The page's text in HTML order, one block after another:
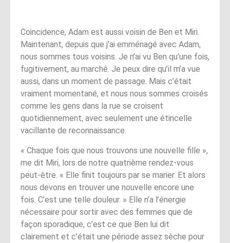
Coincidence, Adam est aussi voisin de Ben et Miri.
Maintenant, depuis que j’ai emménagé avec Adam,
nous sommes tous voisins. Je n’ai vu Ben qu’une fois,
fugitivement, au marché. Je peux dire qu’il m’a vue
aussi, dans un moment de passage. Mais c’était
vraiment momentané, et nous nous sommes croisés
comme les gens dans la rue se croisent
quotidiennement, avec seulement une étincelle
vacillante de reconnaissance.
« Chaque fois que nous trouvons une nouvelle fille »,
me dit Miri, lors de notre quatrième rendez-vous
peut-être. « Elle finit toujours par se marier. Et alors
nous devons en trouver une nouvelle encore une
fois. C’est une telle douleur. » Elle n’a l’énergie
nécessaire pour sortir avec des femmes que de
façon sporadique, c’est ce que Ben lui dit
clairement et c’était une période assez sèche pour